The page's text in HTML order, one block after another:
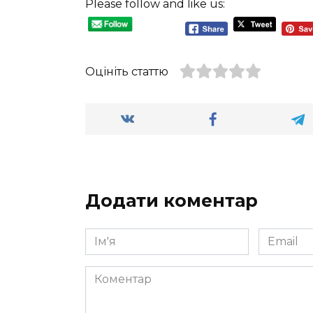
Please follow and like us:
Оцініть статтю
Додати коментар
Ім'я
*
Email
*
Коментар